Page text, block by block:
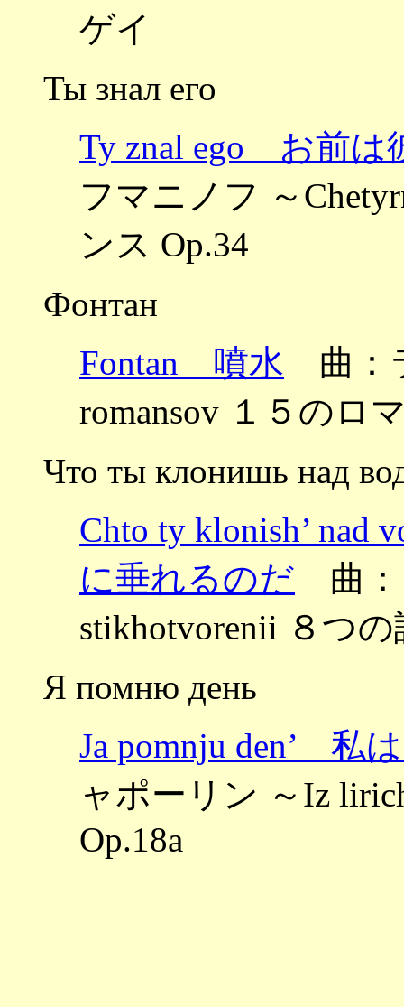
ゲイ
Ты знал его
Ty znal ego お前は
フマニノフ ～
ンス Op.34
Фонтан
Fontan 噴水 曲：
romansov １５のロ
Что ты клонишь над
Chto ty klonish’
に垂れるのだ 曲：
stikhotvorenii ８つの
Я помню день
Ja pomnju den’ 私
ャポーリン ～Iz
Op.18a